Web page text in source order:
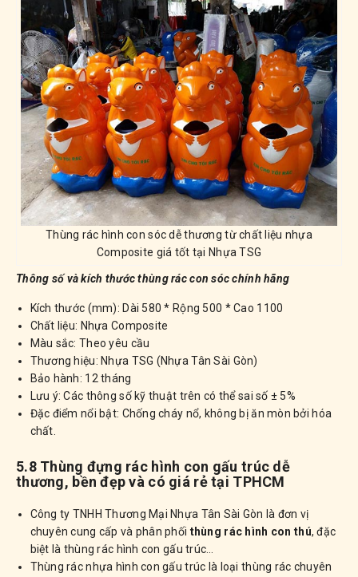
Thùng rác hình con sóc dễ thương từ chất liệu nhựa
Composite giá tốt tại Nhựa TSG
Thông số và kích thước thùng rác con sóc chính hãng
Kích thước (mm): Dài 580 * Rộng 500 * Cao 1100
Chất liệu: Nhựa Composite
Màu sắc: Theo yêu cầu
Thương hiệu: Nhựa TSG (Nhựa Tân Sài Gòn)
Bảo hành: 12 tháng
Lưu ý: Các thông số kỹ thuật trên có thể sai số ± 5%
Đặc điểm nổi bật: Chống cháy nổ, không bị ăn mòn bởi hóa
chất.
5.8 Thùng đựng rác hình con gấu trúc dễ
thương, bền đẹp và có giá rẻ tại TPHCM
Công ty TNHH Thương Mại Nhựa Tân Sài Gòn là đơn vị
chuyên cung cấp và phân phối thùng rác hình con thú, đặc
biệt là thùng rác hình con gấu trúc…
Thùng rác nhựa hình con gấu trúc là loại thùng rác chuyên